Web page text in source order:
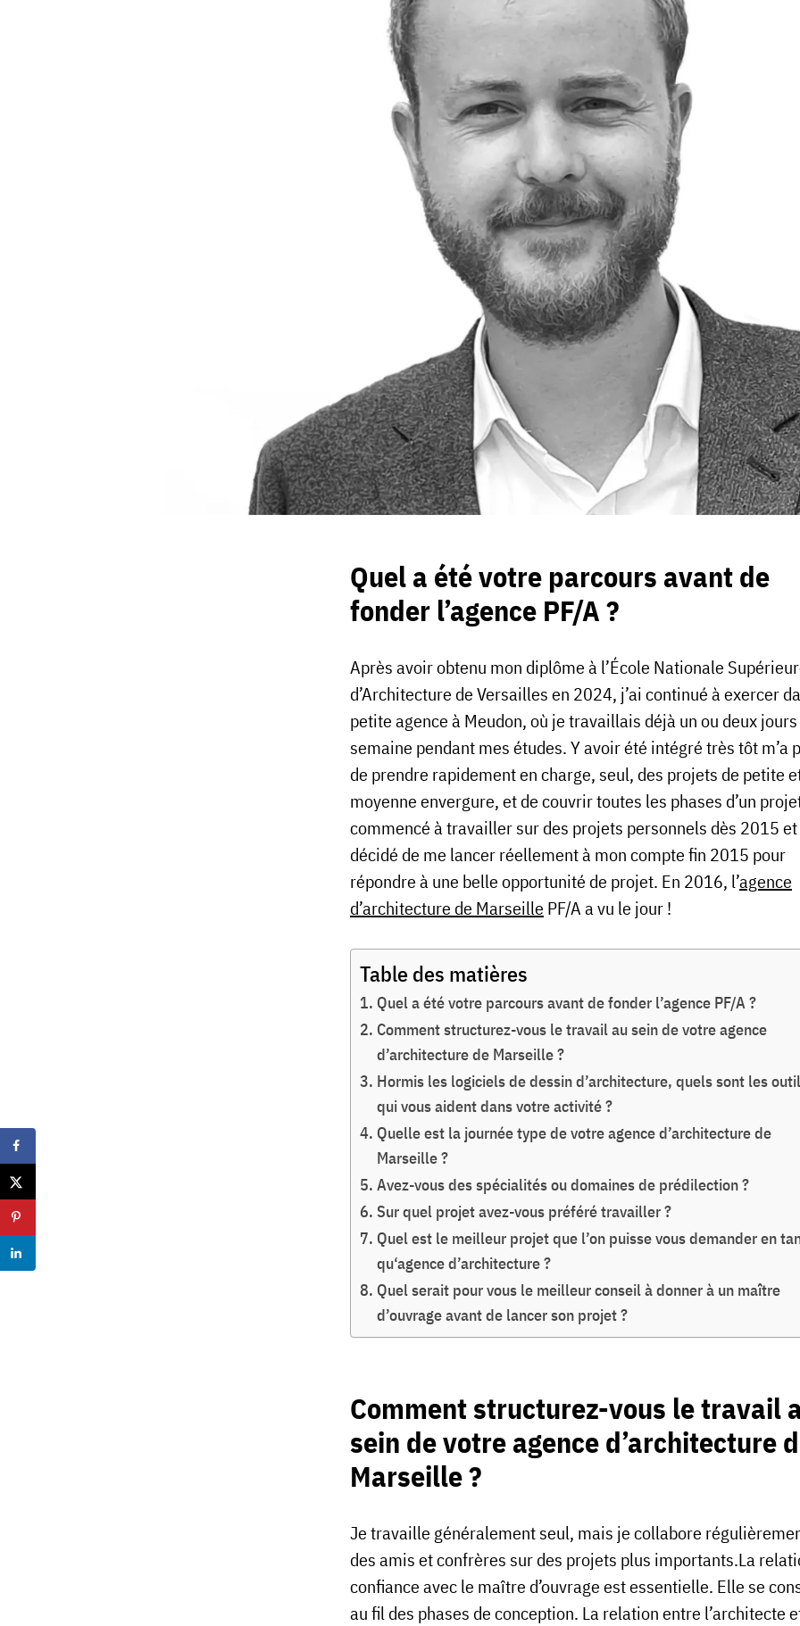
Quel a été votre parcours avant de
fonder l’agence PF/A ?
Après avoir obtenu mon diplôme à l’École Nationale
d’Architecture de Versailles en 2024, j’ai continué à exercer
petite agence à Meudon, où je travaillais déjà un ou deux
semaine pendant mes études. Y avoir été intégré très tôt m’a
de prendre rapidement en charge, seul, des projets de petite
moyenne envergure, et de couvrir toutes les phases d’un
commencé à travailler sur des projets personnels dès 2015
décidé de me lancer réellement à mon compte fin 2015 pour
répondre à une belle opportunité de projet. En 2016, l’agence
d’architecture de Marseille PF/A a vu le jour !
Table des matières
Quel a été votre parcours avant de fonder l’agence PF/A ?
Comment structurez-vous le travail au sein de votre agence
d’architecture de Marseille ?
Hormis les logiciels de dessin d’architecture, quels sont les
qui vous aident dans votre activité ?
Quelle est la journée type de votre agence d’architecture de
Marseille ?
Avez-vous des spécialités ou domaines de prédilection ?
Sur quel projet avez-vous préféré travailler ?
Quel est le meilleur projet que l’on puisse vous demander en
qu‘agence d’architecture ?
Quel serait pour vous le meilleur conseil à donner à un maître
d’ouvrage avant de lancer son projet ?
Comment structurez-vous le travail
sein de votre agenced’architecture
Marseille ?
Je travaille généralement seul, mais je collabore
des amis et confrères sur des projets plus importants.La
confiance avec le maître d’ouvrage est essentielle. Elle se
au fil des phases de conception. La relation entre l’architecte